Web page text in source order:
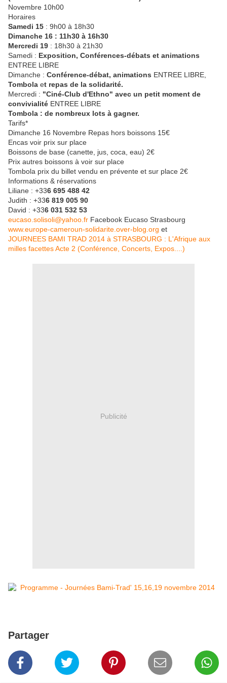
Novembre 10h00
Horaires
Samedi 15 : 9h00 à 18h30
Dimanche 16 : 11h30 à 16h30
Mercredi 19 : 18h30 à 21h30
Samedi : Exposition, Conférences-débats et animations
ENTREE LIBRE
Dimanche : Conférence-débat, animations ENTREE LIBRE,
Tombola et repas de la solidarité.
Mercredi : "Ciné-Club d'Ethno" avec un petit moment de
convivialité ENTREE LIBRE
Tombola : de nombreux lots à gagner.
Tarifs*
Dimanche 16 Novembre Repas hors boissons 15€
Encas voir prix sur place
Boissons de base (canette, jus, coca, eau) 2€
Prix autres boissons à voir sur place
Tombola prix du billet vendu en prévente et sur place 2€
Informations & réservations
Liliane : +336 695 488 42
Judith : +336 819 005 90
David : +336 031 532 53
eucaso.solisoli@yahoo.fr Facebook Eucaso Strasbourg
www.europe-cameroun-solidarite.over-blog.org et
JOURNEES BAMI TRAD 2014 à STRASBOURG : L'Afrique aux
milles facettes Acte 2 (Conférence, Concerts, Expos....)
Publicité
Partager